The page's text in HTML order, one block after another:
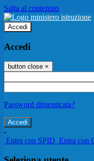
Salta al contenuto
Accedi
Accedi
button close ×
Password dimenticata?
-
Entra con SPID Entra con